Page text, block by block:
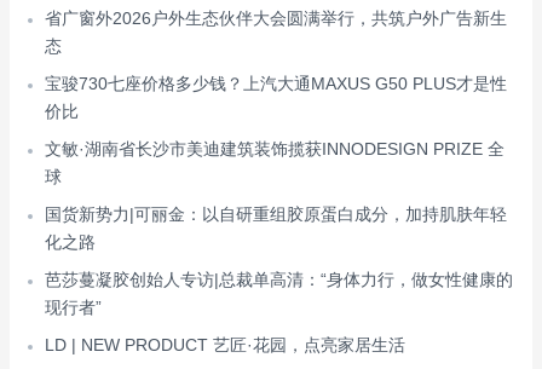
省广窗外2026户外生态伙伴大会圆满举行，共筑户外广告新生
态
宝骏730七座价格多少钱？上汽大通MAXUS G50 PLUS才是性
价比
文敏·湖南省长沙市美迪建筑装饰揽获INNODESIGN PRIZE 全
球
国货新势力|可丽金：以自研重组胶原蛋白成分，加持肌肤年轻
化之路
芭莎蔓凝胶创始人专访|总裁单高清：“身体力行，做女性健康的
现行者”
LD | NEW PRODUCT 艺匠·花园，点亮家居生活